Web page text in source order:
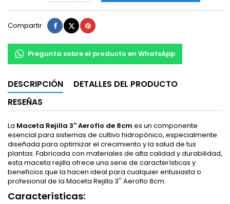
Compartir Compartir
TuitearPinterest
Pregunta sobre el producto en WhatsApp
DESCRIPCIÓN
DETALLES DEL PRODUCTO
RESEÑAS
La Maceta Rejilla 3'' Aeroflo de 8cm es un componente
esencial para sistemas de cultivo hidropónico, especialmente
diseñada para optimizar el crecimiento y la salud de tus
plantas. Fabricada con materiales de alta calidad y durabilidad,
esta maceta rejilla ofrece una serie de características y
beneficios que la hacen ideal para cualquier entusiasta o
profesional de la Maceta Rejilla 3'' Aeroflo 8cm.
Características: